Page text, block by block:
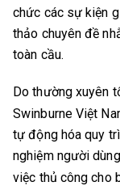
chức các sự kiện
thảo chuyên đề
toàn cầu.
Do thường xuyên
Swinburne Việt
tự động hóa quy
nghiệm người
việc thủ công cho